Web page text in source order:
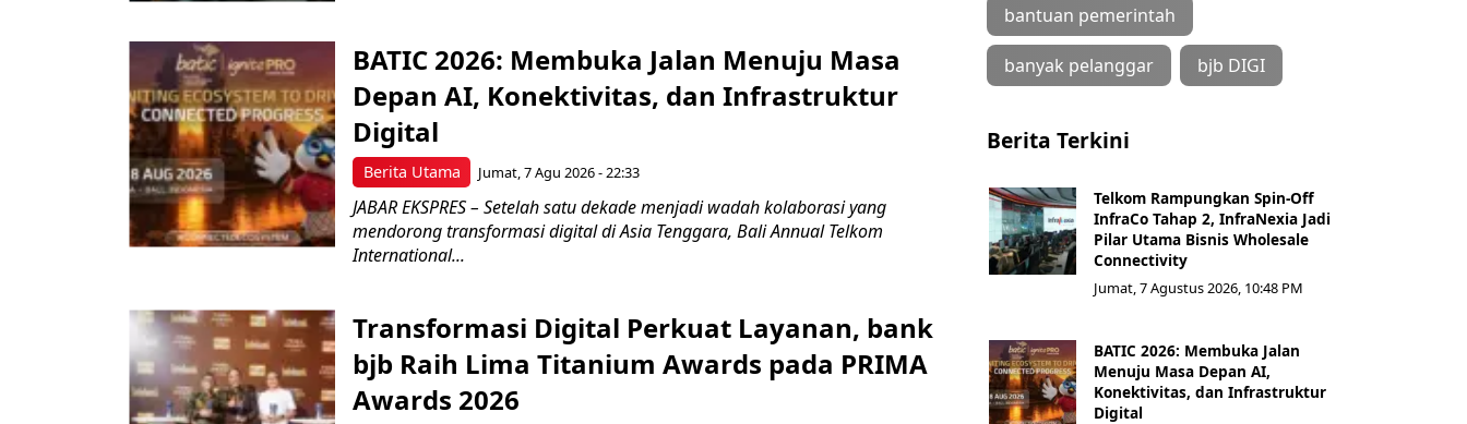
Berita Utama
BATIC 2026: Membuka Jalan Menuju Masa
Depan AI, Konektivitas, dan Infrastruktur
Digital
Jumat, 7 Agu 2026 - 22:33
JABAR EKSPRES – Setelah satu dekade menjadi wadah kolaborasi yang
mendorong transformasi digital di Asia Tenggara, Bali Annual Telkom
International...
Transformasi Digital Perkuat Layanan, bank
bjb Raih Lima Titanium Awards pada PRIMA
Awards 2026
bantuan pemerintah
banyak pelanggar bjb DIGI
Berita Terkini
Telkom Rampungkan Spin-Off
InfraCo Tahap 2, InfraNexia Jadi
Pilar Utama Bisnis Wholesale
Connectivity
Jumat, 7 Agustus 2026, 10:48 PM
BATIC 2026: Membuka Jalan
Menuju Masa Depan AI,
Konektivitas, dan Infrastruktur
Digital